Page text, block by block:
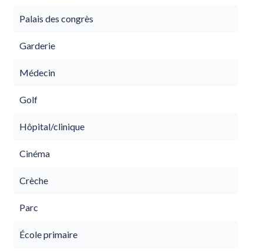
Palais des congrès
Garderie
Médecin
Golf
Hôpital/clinique
Cinéma
Crèche
Parc
École primaire